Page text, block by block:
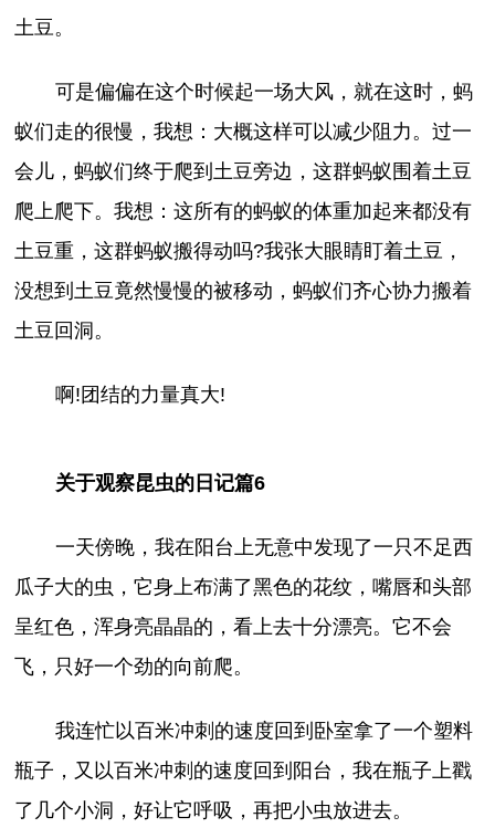
土豆。
可是偏偏在这个时候起一场大风，就在这时，蚂
蚁们走的很慢，我想：大概这样可以减少阻力。过一
会儿，蚂蚁们终于爬到土豆旁边，这群蚂蚁围着土豆
爬上爬下。我想：这所有的蚂蚁的体重加起来都没有
土豆重，这群蚂蚁搬得动吗?我张大眼睛盯着土豆，
没想到土豆竟然慢慢的被移动，蚂蚁们齐心协力搬着
土豆回洞。
啊!团结的力量真大!
关于观察昆虫的日记篇6
一天傍晚，我在阳台上无意中发现了一只不足西
瓜子大的虫，它身上布满了黑色的花纹，嘴唇和头部
呈红色，浑身亮晶晶的，看上去十分漂亮。它不会
飞，只好一个劲的向前爬。
我连忙以百米冲刺的速度回到卧室拿了一个塑料
瓶子，又以百米冲刺的速度回到阳台，我在瓶子上戳
了几个小洞，好让它呼吸，再把小虫放进去。